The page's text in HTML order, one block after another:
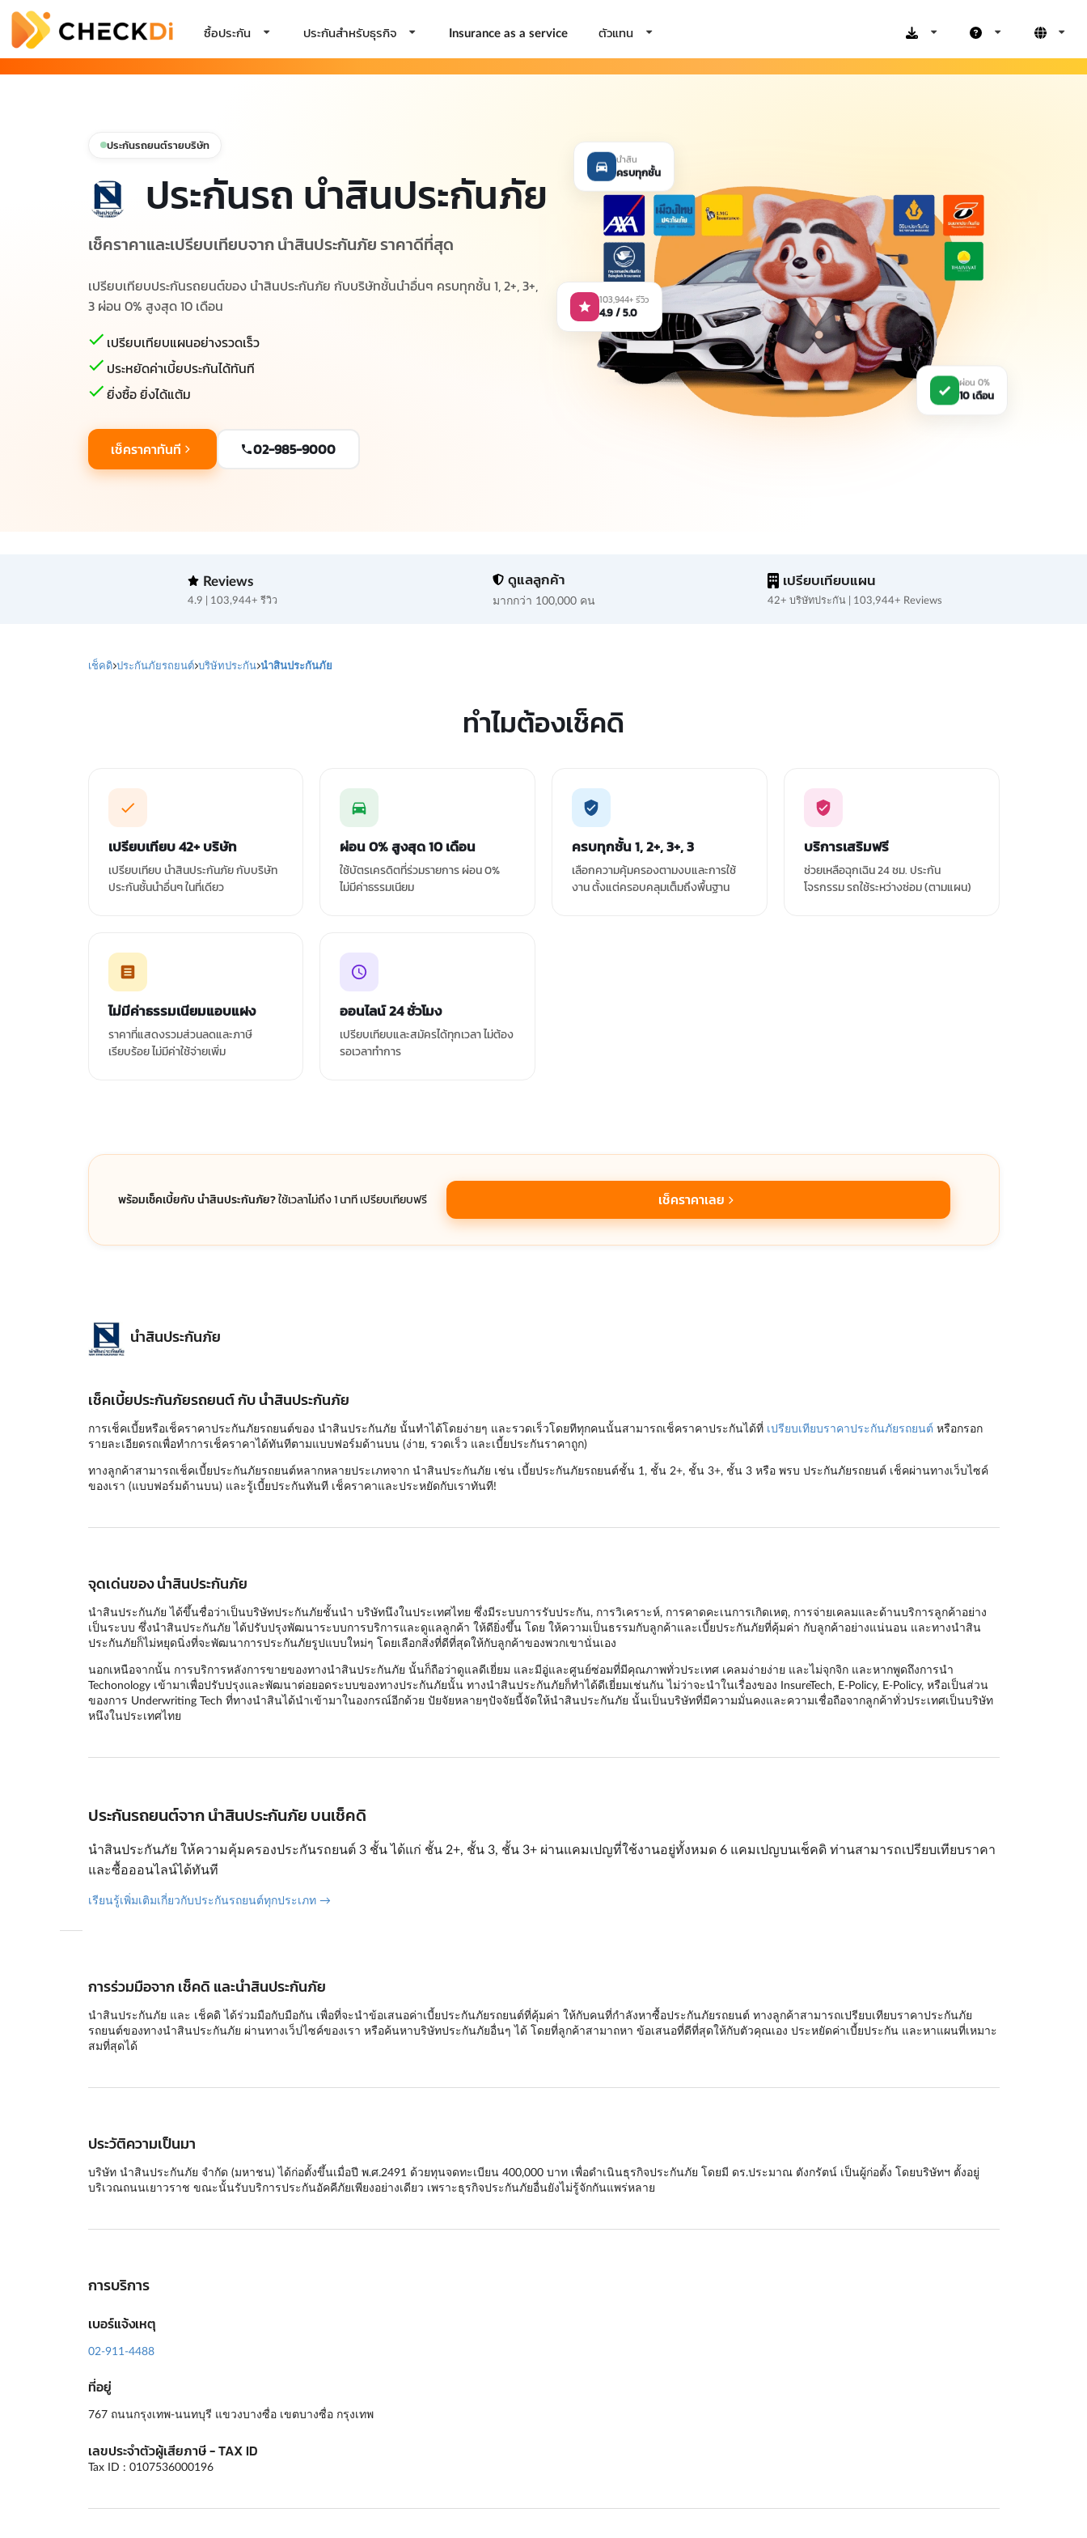
ซื้อประกัน ประกันสำหรับธุรกิจ Insurance as a service ตัวแทน
ประกันรถยนต์รายบริษัท
ประกันรถ นำสินประกันภัย
เช็คราคาและเปรียบเทียบจาก นำสินประกันภัย ราคาดีที่สุด
เปรียบเทียบประกันรถยนต์ของ นำสินประกันภัย กับบริษัทชั้นนำอื่นๆ ครบทุกชั้น 1, 2+, 3+,
3 ผ่อน 0% สูงสุด 10 เดือน
เปรียบเทียบแผนอย่างรวดเร็ว
ประหยัดค่าเบี้ยประกันได้ทันที
ยิ่งซื้อ ยิ่งได้แต้ม
เช็คราคาทันที 02-985-9000
นำสิน
ครบทุกชั้น
ผ่อน 0%
10 เดือน
103,944+ รีวิว
4.9 / 5.0
Reviews
4.9 | 103,944+ รีวิว
ดูแลลูกค้า
มากกว่า 100,000 คน
เปรียบเทียบแผน
42+ บริษัทประกัน | 103,944+ Reviews
เช็คดิ ประกันภัยรถยนต์ บริษัทประกัน นำสินประกันภัย
ทำไมต้องเช็คดิ
เปรียบเทียบ 42+ บริษัท
เปรียบเทียบ นำสินประกันภัย กับบริษัท
ประกันชั้นนำอื่นๆ ในที่เดียว
ผ่อน 0% สูงสุด 10 เดือน
ใช้บัตรเครดิตที่ร่วมรายการ ผ่อน 0%
ไม่มีค่าธรรมเนียม
ครบทุกชั้น 1, 2+, 3+, 3
เลือกความคุ้มครองตามงบและการใช้
งาน ตั้งแต่ครอบคลุมเต็มถึงพื้นฐาน
บริการเสริมฟรี
ช่วยเหลือฉุกเฉิน 24 ชม. ประกัน
โจรกรรม รถใช้ระหว่างซ่อม (ตามแผน)
ไม่มีค่าธรรมเนียมแอบแฝง
ราคาที่แสดงรวมส่วนลดและภาษี
เรียบร้อย ไม่มีค่าใช้จ่ายเพิ่ม
ออนไลน์ 24 ชั่วโมง
เปรียบเทียบและสมัครได้ทุกเวลา ไม่ต้อง
รอเวลาทำการ
พร้อมเช็คเบี้ยกับ นำสินประกันภัย?ใช้เวลาไม่ถึง 1 นาที เปรียบเทียบฟรี เช็คราคาเลย
นำสินประกันภัย
เช็คเบี้ยประกันภัยรถยนต์ กับ นำสินประกันภัย
การเช็คเบี้ยหรือเช็คราคาประกันภัยรถยนต์ของ นำสินประกันภัย นั้นทำได้โดยง่ายๆ และรวดเร็วโดยทีทุกคนนั้นสามารถเช็คราคาประกันได้ที่ เปรียบเทียบราคาประกันภัยรถยนต์ หรือกรอก
รายละเอียดรถเพื่อทำการเช็คราคาได้ทันทีตามแบบฟอร์มด้านบน (ง่าย, รวดเร็ว และเบี้ยประกันราคาถูก)
ทางลูกค้าสามารถเช็คเบี้ยประกันภัยรถยนต์หลากหลายประเภทจาก นำสินประกันภัย เช่น เบี้ยประกันภัยรถยนต์ชั้น 1, ชั้น 2+, ชั้น 3+, ชั้น 3 หรือ พรบ ประกันภัยรถยนต์ เช็คผ่านทางเว็บไซค์
ของเรา (แบบฟอร์มด้านบน) และรู้เบี้ยประกันทันที เช็คราคาและประหยัดกับเราทันที!
จุดเด่นของ นำสินประกันภัย
นำสินประกันภัย ได้ขึ้นชื่อว่าเป็นบริษัทประกันภัยชั้นนำ บริษัทนึงในประเทศไทย ซึ่งมีระบบการรับประกัน, การวิเคราะห์, การคาดคะเนการเกิดเหตุ, การจ่ายเคลมและด้านบริการลูกค้าอย่าง
เป็นระบบ ซึ่งนำสินประกันภัย ได้ปรับปรุงพัฒนาระบบการบริการและดูแลลูกค้า ให้ดียิ่งขึ้น โดย ให้ความเป็นธรรมกับลูกค้าและเบี้ยประกันภัยที่คุ้มค่า กับลูกค้าอย่างแน่นอน และทางนำสิน
ประกันภัยก็ไม่หยุดนิ่งที่จะพัฒนาการประกันภัยรูปแบบใหม่ๆ โดยเลือกสิ่งที่ดีที่สุดให้กับลูกค้าของพวกเขานั่นเอง
นอกเหนือจากนั้น การบริการหลังการขายของทางนำสินประกันภัย นั้นก็ถือว่าดูแลดีเยี่ยม และมีอู่และศูนย์ซ่อมที่มีคุณภาพทั่วประเทศ เคลมง่ายง่าย และไม่จุกจิก และหากพูดถึงการนำ
Techonology เข้ามาเพื่อปรับปรุงและพัฒนาต่อยอดระบบของทางประกันภัยนั้น ทางนำสินประกันภัยก็ทำได้ดีเยี่ยมเช่นกัน ไม่ว่าจะนำในเรื่องของ InsureTech, E-Policy, E-Policy, หรือเป็นส่วน
ของการ Underwriting Tech ที่ทางนำสินได้นำเข้ามาในองกรณ์อีกด้วย ปัยจัยหลายๆปัจจัยนี้จัดให้นำสินประกันภัย นั้นเป็นบริษัทที่มีความมั่นคงและความเชื่อถือจากลูกค้าทั่วประเทศเป็นบริษัท
หนึงในประเทศไทย
ประกันรถยนต์จาก นำสินประกันภัย บนเช็คดิ
นำสินประกันภัย ให้ความคุ้มครองประกันรถยนต์ 3 ชั้น ได้แก่ ชั้น 2+, ชั้น 3, ชั้น 3+ ผ่านแคมเปญที่ใช้งานอยู่ทั้งหมด 6 แคมเปญบนเช็คดิ ท่านสามารถเปรียบเทียบราคา
และซื้อออนไลน์ได้ทันที
เรียนรู้เพิ่มเติมเกี่ยวกับประกันรถยนต์ทุกประเภท →
การร่วมมือจาก เช็คดิ และนำสินประกันภัย
นำสินประกันภัย และ เช็คดิ ได้ร่วมมือกับมือกัน เพื่อที่จะนำข้อเสนอค่าเบี้ยประกันภัยรถยนต์ที่คุ้มค่า ให้กับคนที่กำลังหาซื้อประกันภัยรถยนต์ ทางลูกค้าสามารถเปรียบเทียบราคาประกันภัย
รถยนต์ของทางนำสินประกันภัย ผ่านทางเว็ปไซค์ของเรา หรือค้นหาบริษัทประกันภัยอื่นๆ ได้ โดยที่ลูกค้าสามาถหา ข้อเสนอที่ดีที่สุดให้กับตัวคุณเอง ประหยัดค่าเบี้ยประกัน และหาแผนที่เหมาะ
สมที่สุดได้
ประวัติความเป็นมา
บริษัท นำสินประกันภัย จำกัด (มหาชน) ได้ก่อตั้งขึ้นเมื่อปี พ.ศ.2491 ด้วยทุนจดทะเบียน 400,000 บาท เพื่อดำเนินธุรกิจประกันภัย โดยมี ดร.ประมาณ ตังกรัตน์ เป็นผู้ก่อตั้ง โดยบริษัทฯ ตั้งอยู่
บริเวณถนนเยาวราช ขณะนั้นรับบริการประกันอัคคีภัยเพียงอย่างเดียว เพราะธุรกิจประกันภัยอื่นยังไม่รู้จักกันแพร่หลาย
การบริการ
เบอร์แจ้งเหตุ
02-911-4488
ที่อยู่
767 ถนนกรุงเทพ-นนทบุรี แขวงบางซื่อ เขตบางซื่อ กรุงเทพ
เลขประจำตัวผู้เสียภาษี - TAX ID
Tax ID : 0107536000196